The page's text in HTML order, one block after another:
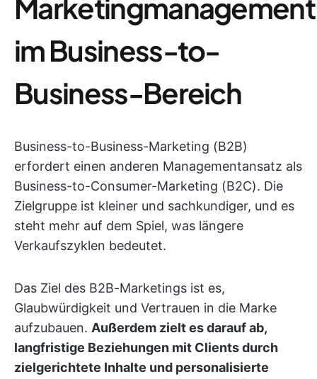
Marketingmanagement
im Business-to-
Business-Bereich
Business-to-Business-Marketing (B2B)
erfordert einen anderen Managementansatz als
Business-to-Consumer-Marketing (B2C). Die
Zielgruppe ist kleiner und sachkundiger, und es
steht mehr auf dem Spiel, was längere
Verkaufszyklen bedeutet.
Das Ziel des B2B-Marketings ist es,
Glaubwürdigkeit und Vertrauen in die Marke
aufzubauen. Außerdem zielt es darauf ab,
langfristige Beziehungen mit Clients durch
zielgerichtete Inhalte und personalisierte